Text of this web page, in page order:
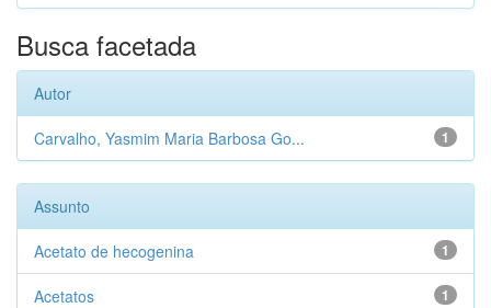
Busca facetada
Autor
1
Carvalho, Yasmim Maria Barbosa Go...
Assunto
1
Acetato de hecogenina
1
Acetatos